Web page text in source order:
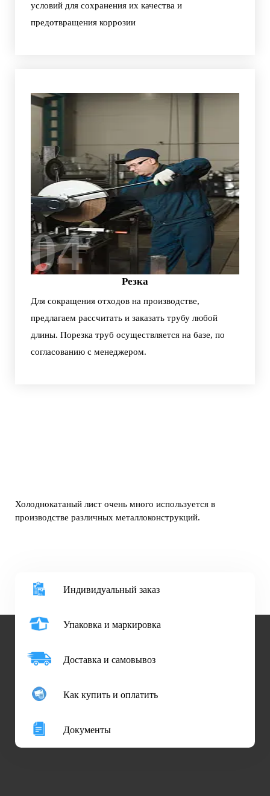
условий для сохранения их качества и
предотвращения коррозии
04 Резка
Для сокращения отходов на производстве,
предлагаем рассчитать и заказать трубу любой
длины. Порезка труб осуществляется на базе, по
согласованию с менеджером.
Холоднокатаный лист очень много используется в
производстве различных металлоконструкций.
Индивидуальный заказ
Упаковка и маркировка
Доставка и самовывоз
Как купить и оплатить
Документы